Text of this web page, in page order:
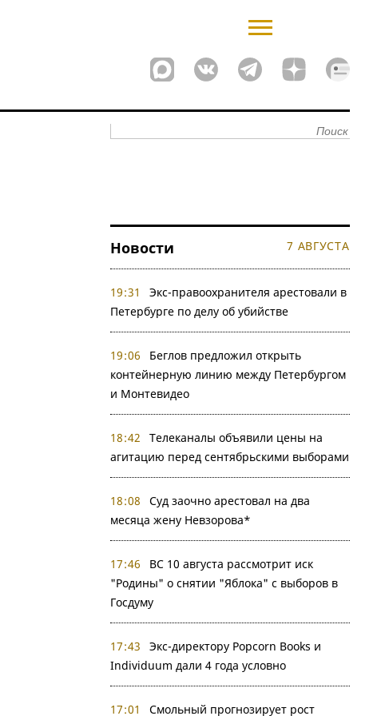
Новости 7 АВГУСТА
19:31
Экс-правоохранителя арестовали в
Петербурге по делу об убийстве
19:06
Беглов предложил открыть
контейнерную линию между Петербургом
и Монтевидео
18:42
Телеканалы объявили цены на
агитацию перед сентябрьскими выборами
18:08
Суд заочно арестовал на два
месяца жену Невзорова*
17:46
ВС 10 августа рассмотрит иск
"Родины" о снятии "Яблока" с выборов в
Госдуму
17:43
Экс-директору Popcorn Books и
Individuum дали 4 года условно
17:01
Смольный прогнозирует рост